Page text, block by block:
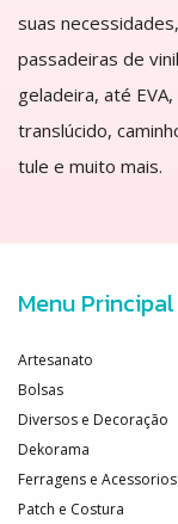
suas
passadeiras de
geladeira, até
translúcido,
tule e muito mais.
Menu Principal
Artesanato
Bolsas
Diversos e Decoração
Dekorama
Ferragens e Acessorios
Patch e Costura